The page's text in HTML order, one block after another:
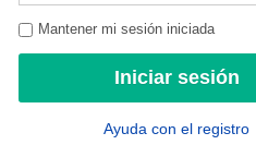
Mantener mi sesión iniciada
Ayuda con el registro